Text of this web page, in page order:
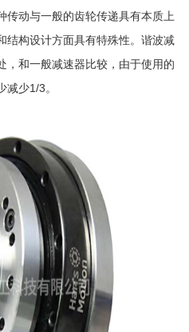
传动与一般的齿轮传递具有本质上
结构设计方面具有特殊性。谐波减
，和一般减速器比较，由于使用的
少1/3。